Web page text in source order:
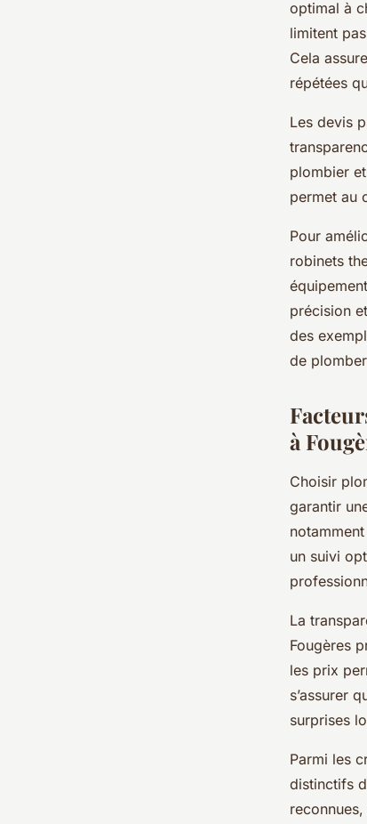
optimal à
limitent
Cela
répétées
Les devis
plombier
permet au
Pour
robinets
précision
des
de
à
Choisir
garantir
un suivi
La
Fougères
les prix
s’assurer
surprises
Parmi les
distinctifs